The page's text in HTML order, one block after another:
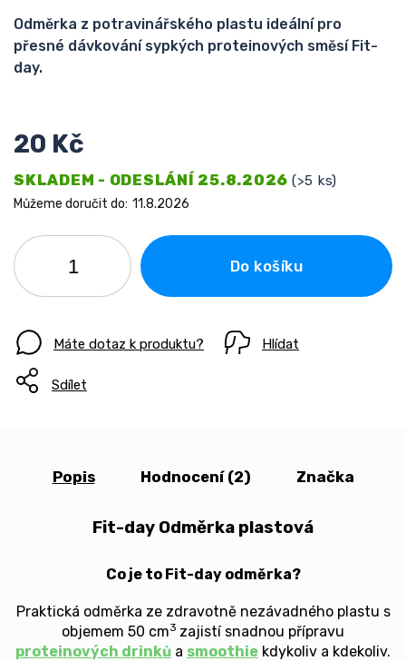
20 Kč
SKLADEM - ODESLÁNÍ 25.8.2026 (>5 ks)
Můžeme doručit do: 11.8.2026
Do košíku
Odměrka z potravinářského plastu ideální pro
přesné dávkování sypkých proteinových směsí Fit-
day.
Máte dotaz k produktu? Hlídat
Sdílet
Popis Hodnocení (2) Značka
Fit-day Odměrka plastová
Co je to Fit-day odměrka?
Praktická odměrka ze zdravotně nezávadného plastu s
objemem 50 cm3 zajistí snadnou přípravu
proteinových drinků a smoothie kdykoliv a kdekoliv.